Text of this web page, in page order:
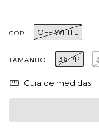
COR OFF WHITE
TAMANHO 36.PP
Guia de medidas